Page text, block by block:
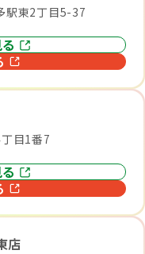
駅東2丁目5-37
目1番7
店